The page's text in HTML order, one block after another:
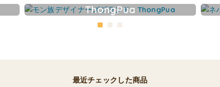
ThongPua
最近チェックした商品